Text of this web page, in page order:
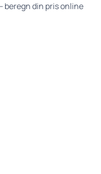
beregn din pris online